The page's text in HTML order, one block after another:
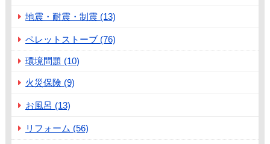
地震・耐震・制震 (13)
ペレットストーブ (76)
環境問題 (10)
火災保険 (9)
お風呂 (13)
リフォーム (56)